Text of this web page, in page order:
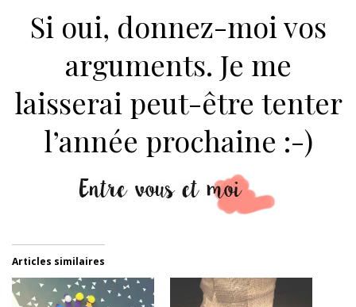
Si oui, donnez-moi vos
arguments. Je me
laisserai peut-être tenter
l’année prochaine :-)
Articles similaires